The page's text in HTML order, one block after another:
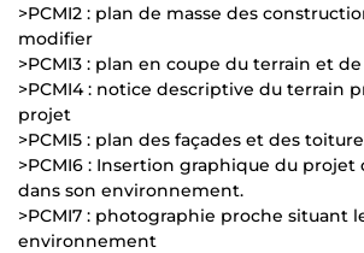
>PCMI2 : plan de masse des
modifier
>PCMI3 : plan en coupe du terrain et
>PCMI4 : notice descriptive du terrain
projet
>PCMI5 : plan des façades et des
>PCMI6 : Insertion graphique du
dans son environnement.
>PCMI7 : photographie proche situant
environnement